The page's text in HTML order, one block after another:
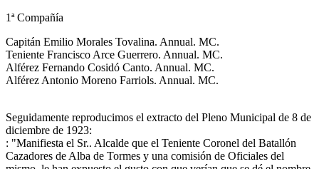
1ª Compañía
Capitán Emilio Morales Tovalina. Annual. MC.
Teniente Francisco Arce Guerrero. Annual. MC.
Alférez Fernando Cosidó Canto. Annual. MC.
Alférez Antonio Moreno Farriols. Annual. MC.
Seguidamente reproducimos el extracto del Pleno Municipal de 8 de
diciembre de 1923:
: "Manifiesta el Sr.. Alcalde que el Teniente Coronel del Batallón
Cazadores de Alba de Tormes y una comisión de Oficiales del